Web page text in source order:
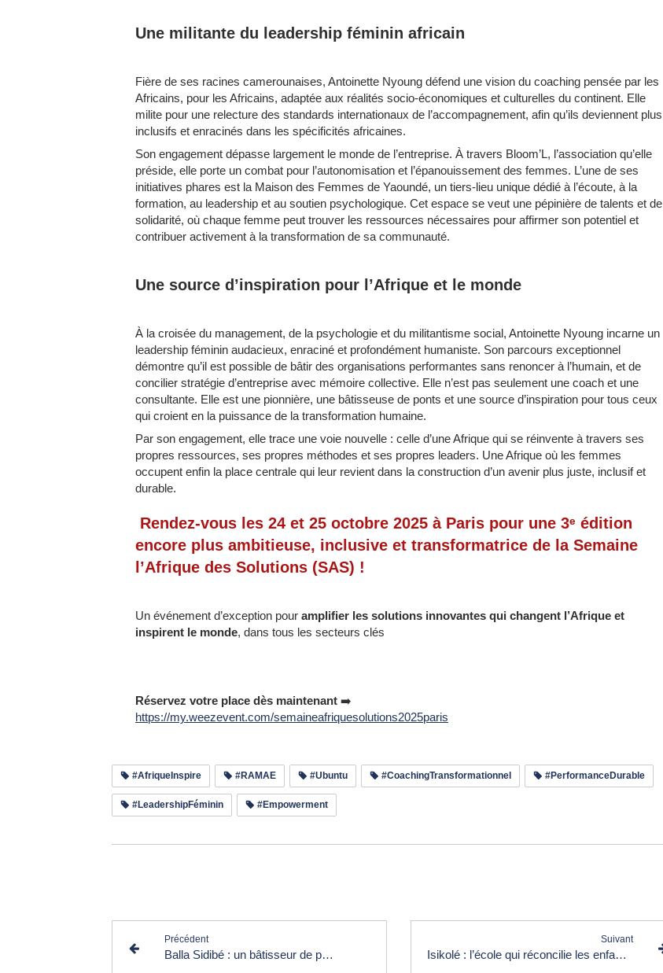
Une militante du leadership féminin africain
Fière de ses racines camerounaises, Antoinette Nyoung défend une vision du coaching pensée par les
Africains, pour les Africains, adaptée aux réalités socio-économiques et culturelles du continent. Elle
milite pour une relecture des standards internationaux de l’accompagnement, afin qu’ils deviennent plus
inclusifs et enracinés dans les spécificités africaines.
Son engagement dépasse largement le monde de l’entreprise. À travers Bloom’L, l’association qu’elle
préside, elle porte un combat pour l’autonomisation et l’épanouissement des femmes. L’une de ses
initiatives phares est la Maison des Femmes de Yaoundé, un tiers-lieu unique dédié à l’écoute, à la
formation, au leadership et au soutien psychologique. Cet espace se veut une pépinière de talents et de
solidarité, où chaque femme peut trouver les ressources nécessaires pour affirmer son potentiel et
contribuer activement à la transformation de sa communauté.
Une source d’inspiration pour l’Afrique et le monde
À la croisée du management, de la psychologie et du militantisme social, Antoinette Nyoung incarne un
leadership féminin audacieux, enraciné et profondément humaniste. Son parcours exceptionnel
démontre qu’il est possible de bâtir des organisations performantes sans renoncer à l’humain, et de
concilier stratégie d’entreprise avec mémoire collective. Elle n’est pas seulement une coach et une
consultante. Elle est une pionnière, une bâtisseuse de ponts et une source d’inspiration pour tous ceux
qui croient en la puissance de la transformation humaine.
Par son engagement, elle trace une voie nouvelle : celle d’une Afrique qui se réinvente à travers ses
propres ressources, ses propres méthodes et ses propres leaders. Une Afrique où les femmes
occupent enfin la place centrale qui leur revient dans la construction d’un avenir plus juste, inclusif et
durable.
Rendez-vous les 24 et 25 octobre 2025 à Paris pour une 3ᵉ édition
encore plus ambitieuse, inclusive et transformatrice de la Semaine
l’Afrique des Solutions (SAS) !
Un événement d’exception pour amplifier les solutions innovantes qui changent l’Afrique et
inspirent le monde, dans tous les secteurs clés
Réservez votre place dès maintenant ➡️
https://my.weezevent.com/semaineafriquesolutions2025paris
#AfriqueInspire #RAMAE #Ubuntu #CoachingTransformationnel #PerformanceDurable
#LeadershipFéminin #Empowerment
Précédent
Balla Sidibé : un bâtisseur de ponts entre citoyenneté, entrepreneuriat et solidarité internationale
Suivant
Isikolé : l’école qui réconcilie les enfants avec leur histoire